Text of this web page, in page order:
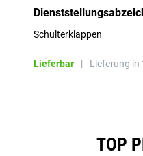
Schulterklappen
Lieferbar | Lieferung in
TOP